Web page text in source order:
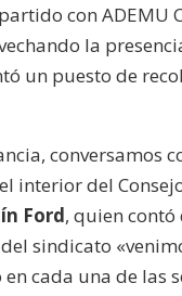
con ADEMU
la
un puesto de
conversamos
interior del
Ford, quien contó
sindicato
cada una de las